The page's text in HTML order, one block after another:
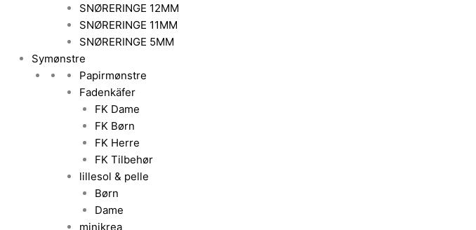
SNØRERINGE 12MM
SNØRERINGE 11MM
SNØRERINGE 5MM
Symønstre
Papirmønstre
Fadenkäfer
FK Dame
FK Børn
FK Herre
FK Tilbehør
lillesol & pelle
Børn
Dame
minikrea